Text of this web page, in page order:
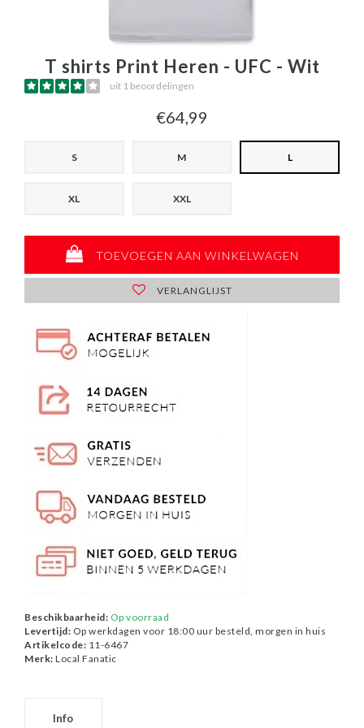
T shirts Print Heren - UFC - Wit
uit 1 beoordelingen
€64,99
S M L
XL XXL
TOEVOEGEN AAN WINKELWAGEN
VERLANGLIJST
Beschikbaarheid: Op voorraad
Levertijd: Op werkdagen voor 18:00 uur besteld, morgen in huis
Artikelcode: 11-6467
Merk: Local Fanatic
Info